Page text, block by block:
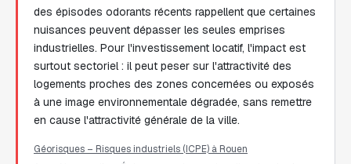
des épisodes odorants récents rappellent que certaines
nuisances peuvent dépasser les seules emprises
industrielles. Pour l'investissement locatif, l'impact est
surtout sectoriel : il peut peser sur l'attractivité des
logements proches des zones concernées ou exposés
à une image environnementale dégradée, sans remettre
en cause l'attractivité générale de la ville.
Géorisques – Risques industriels (ICPE) à Rouen